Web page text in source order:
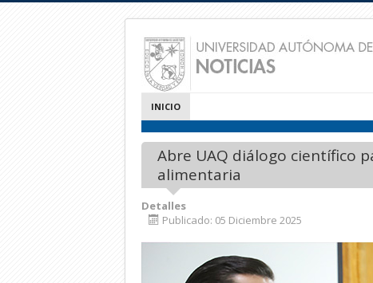
INICIO
Abre UAQ diálogo científico
alimentaria
Detalles
Publicado: 05 Diciembre 2025